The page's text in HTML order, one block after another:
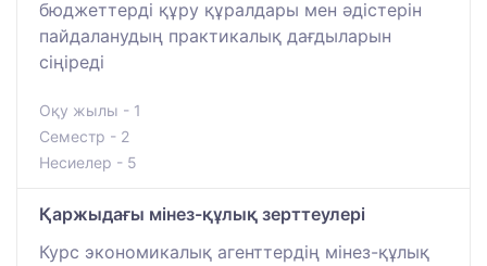
бюджеттерді құру құралдары мен әдістерін
пайдаланудың практикалық дағдыларын
сіңіреді
Оқу жылы - 1
Семестр - 2
Несиелер - 5
Қаржыдағы мінез-құлық зерттеулері
Курс экономикалық агенттердің мінез-құлық